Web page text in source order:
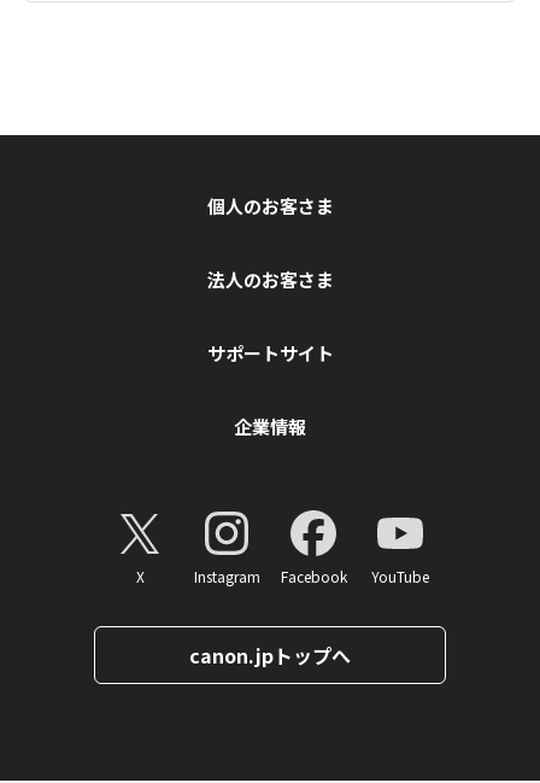
個人のお客さま
法人のお客さま
サポートサイト
企業情報
X Instagram Facebook YouTube
canon.jpトップへ